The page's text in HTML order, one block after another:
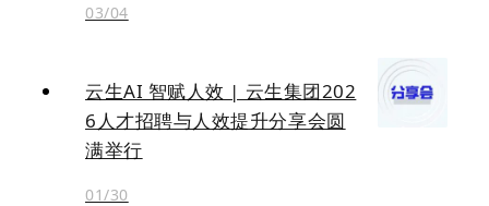
03/04
云生AI 智赋人效 | 云生集团202
6人才招聘与人效提升分享会圆
满举行
01/30